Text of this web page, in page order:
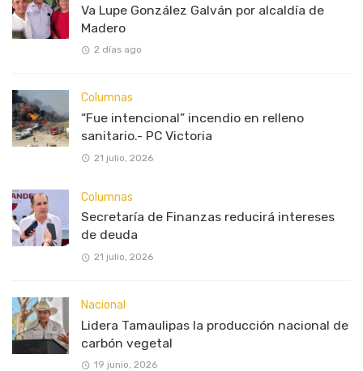
Va Lupe González Galván por alcaldía de
Madero
2 días ago
Columnas
“Fue intencional” incendio en relleno
sanitario.- PC Victoria
21 julio, 2026
Columnas
Secretaría de Finanzas reducirá intereses
de deuda
21 julio, 2026
Nacional
Lidera Tamaulipas la producción nacional de
carbón vegetal
19 junio, 2026